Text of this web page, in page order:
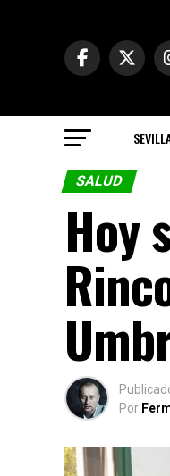
SALUD
Hoy
Por